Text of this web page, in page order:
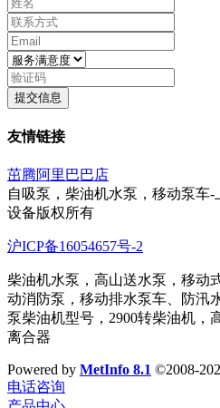
提交信息
友情链接
茁腾阿里巴巴店
自吸泵，柴油机水泵，移动泵车
设备版权所有
沪ICP备16054657号-2
柴油机水泵，高山送水泵，移动
动消防泵，移动排水泵车、防汛
泵柴油机型号，2900转柴油机，
离合器
Powered by MetInfo 8.1 ©2008-
电话咨询